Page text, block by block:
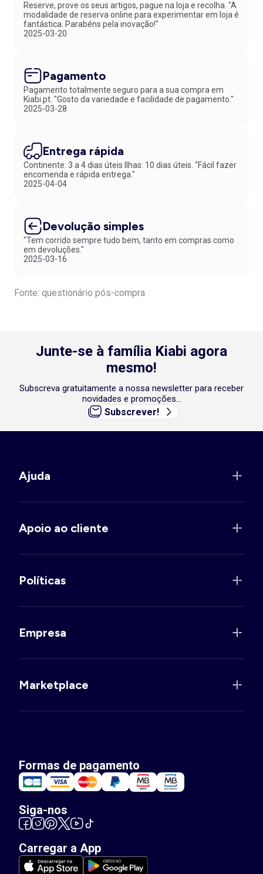
Reserve, prove os seus artigos, pague na loja e recolha. "A
modalidade de reserva online para experimentar em loja é
fantástica. Parabéns pela inovação!"
2025-03-20
Pagamento
Pagamento totalmente seguro para a sua compra em
Kiabi.pt. "Gosto da variedade e facilidade de pagamento."
2025-03-28
Entrega rápida
Continente: 3 a 4 dias úteis Ilhas: 10 dias úteis. "Fácil fazer
encomenda e rápida entrega."
2025-04-04
Devolução simples
"Tem corrido sempre tudo bem, tanto em compras como
em devoluções."
2025-03-16
Fonte: questionário pós-compra
Junte-se à família Kiabi agora
mesmo!
Subscreva gratuitamente a nossa newsletter para receber
novidades e promoções...
Subscrever!
Ajuda
Apoio ao cliente
Políticas
Empresa
Marketplace
Formas de pagamento
Siga-nos
Carregar a App